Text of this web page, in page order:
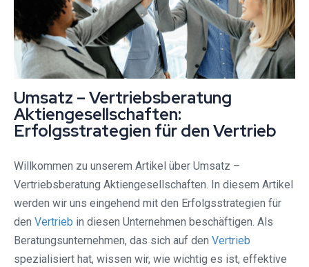
Umsatz – Vertriebsberatung
Aktiengesellschaften:
Erfolgsstrategien für den Vertrieb
Willkommen zu unserem Artikel über Umsatz –
Vertriebsberatung Aktiengesellschaften. In diesem Artikel
werden wir uns eingehend mit den Erfolgsstrategien für
den Vertrieb in diesen Unternehmen beschäftigen. Als
Beratungsunternehmen, das sich auf den Vertrieb
spezialisiert hat, wissen wir, wie wichtig es ist, effektive